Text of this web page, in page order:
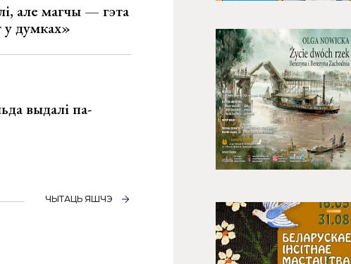
але магчы — гэта
у думках»
выдалі па-
ЧЫТАЦЬ ЯШЧЭ